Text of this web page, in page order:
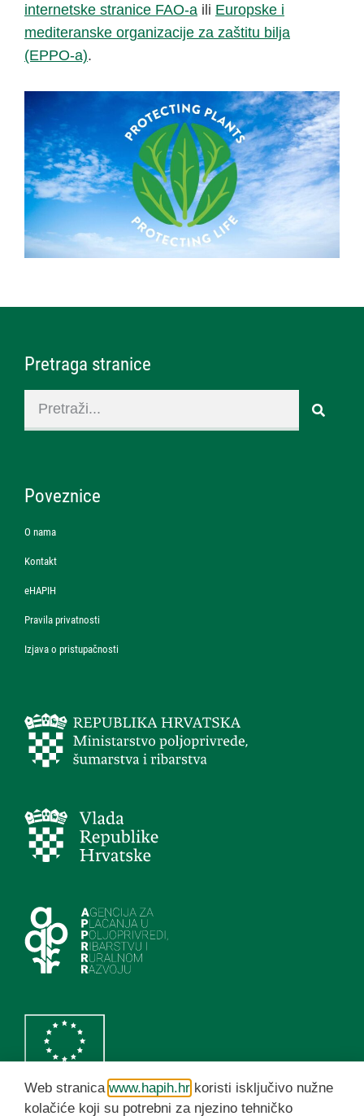
internetske stranice FAO-a ili Europske i
mediteranske organizacije za zaštitu bilja
(EPPO-a).
Pretraga stranice
Poveznice
O nama
Kontakt
eHAPIH
Pravila privatnosti
Izjava o pristupačnosti
Web stranica www.hapih.hr koristi isključivo nužne
kolačiće koji su potrebni za njezino tehničko